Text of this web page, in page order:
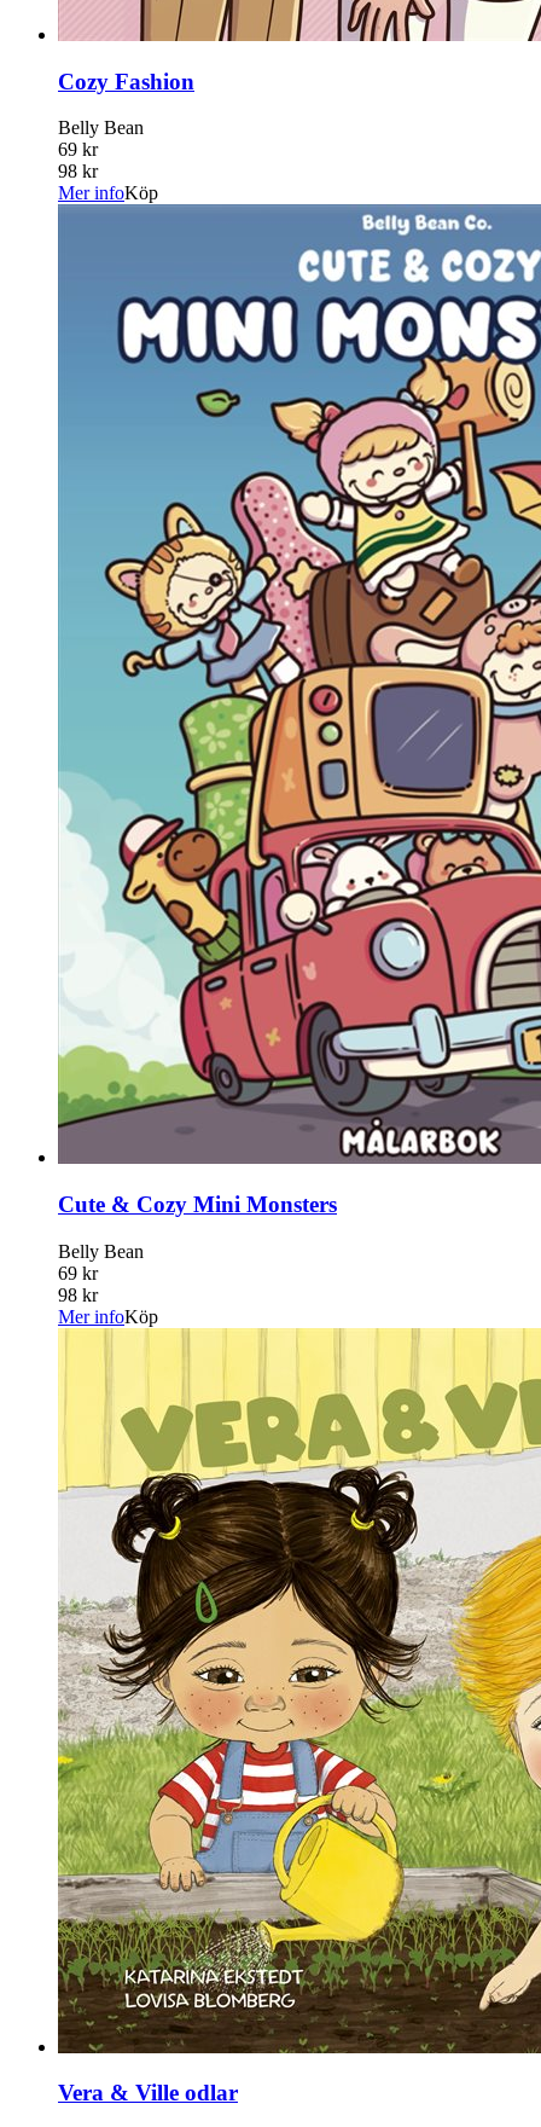
Cozy Fashion
Belly Bean
69 kr
98 kr
Mer infoKöp
Cute & Cozy Mini Monsters
Belly Bean
69 kr
98 kr
Mer infoKöp
Vera & Ville odlar